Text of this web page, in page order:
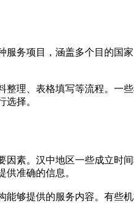
服务项目，涵盖多个目的国
整理、表格填写等流程。一
选择。
因素。汉中地区一些成立时
准确的信息。
能够提供的服务内容。有些